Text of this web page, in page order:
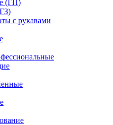
(ГП)
с рукавами